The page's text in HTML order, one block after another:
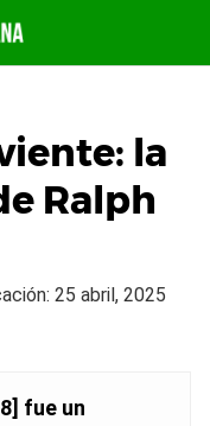
la
Ralph
25 abril, 2025
fue un